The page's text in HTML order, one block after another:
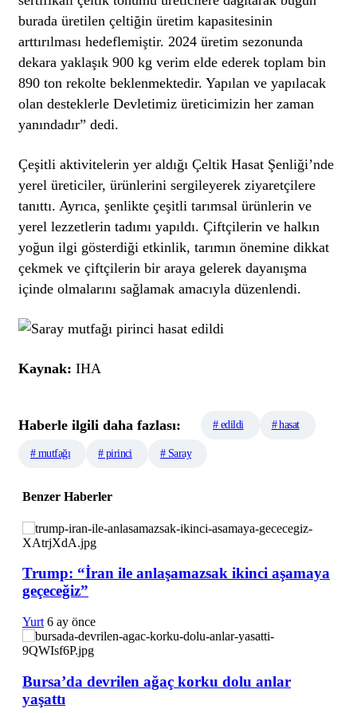
burada üretilen çeltiğin üretim kapasitesinin
arttırılması hedeflemiştir. 2024 üretim sezonunda
dekara yaklaşık 900 kg verim elde ederek toplam bin
890 ton rekolte beklenmektedir. Yapılan ve yapılacak
olan desteklerle Devletimiz üreticimizin her zaman
yanındadır” dedi.
Çeşitli aktivitelerin yer aldığı Çeltik Hasat Şenliği’nde
yerel üreticiler, ürünlerini sergileyerek ziyaretçilere
tanıttı. Ayrıca, şenlikte çeşitli tarımsal ürünlerin ve
yerel lezzetlerin tadımı yapıldı. Çiftçilerin ve halkın
yoğun ilgi gösterdiği etkinlik, tarımın önemine dikkat
çekmek ve çiftçilerin bir araya gelerek dayanışma
içinde olmalarını sağlamak amacıyla düzenlendi.
Kaynak: IHA
Haberle ilgili daha fazlası: # edildi # hasat
# mutfağı # pirinci # Saray
Benzer Haberler
Trump: “İran ile anlaşamazsak ikinci aşamaya
geçeceğiz”
Yurt 6 ay önce
Bursa’da devrilen ağaç korku dolu anlar
yaşattı